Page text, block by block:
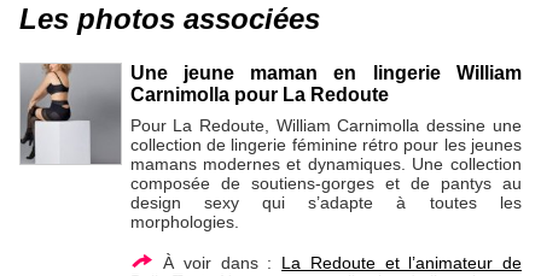
Les photos associées
Une jeune maman en lingerie William
Carnimolla pour La Redoute
Pour La Redoute, William Carnimolla dessine une
collection de lingerie féminine rétro pour les jeunes
mamans modernes et dynamiques. Une collection
composée de soutiens-gorges et de pantys au
design sexy qui s’adapte à toutes les
morphologies.
À voir dans : La Redoute et l’animateur de